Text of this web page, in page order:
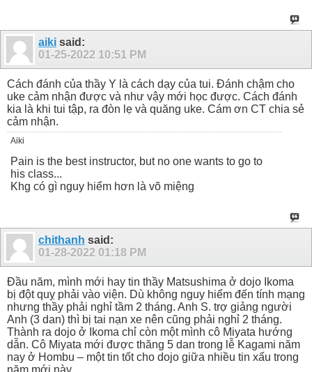
aiki said:
01-25-2022 10:51 PM
Cách đánh của thầy Y là cách dạy của tui. Đánh chậm cho
uke cảm nhận được và như vậy mới học được. Cách đánh
kia là khi tui tập, ra đòn lẹ và quăng uke. Cám ơn CT chia sẻ
cảm nhận.
Aiki
Pain is the best instructor, but no one wants to go to
his class...
Khg có gì nguy hiểm hơn là võ miệng
chithanh said:
01-28-2022 01:18 PM
Đầu năm, mình mới hay tin thầy Matsushima ở dojo Ikoma
bị đột quỵ phải vào viện. Dù không nguy hiểm đến tính mạng
nhưng thầy phải nghỉ tầm 2 tháng. Anh S. trợ giảng người
Anh (3 dan) thì bị tai nạn xe nên cũng phải nghỉ 2 tháng.
Thành ra dojo ở Ikoma chỉ còn một mình cô Miyata hướng
dẫn. Cô Miyata mới được thăng 5 dan trong lễ Kagami năm
nay ở Hombu – một tin tốt cho dojo giữa nhiều tin xấu trong